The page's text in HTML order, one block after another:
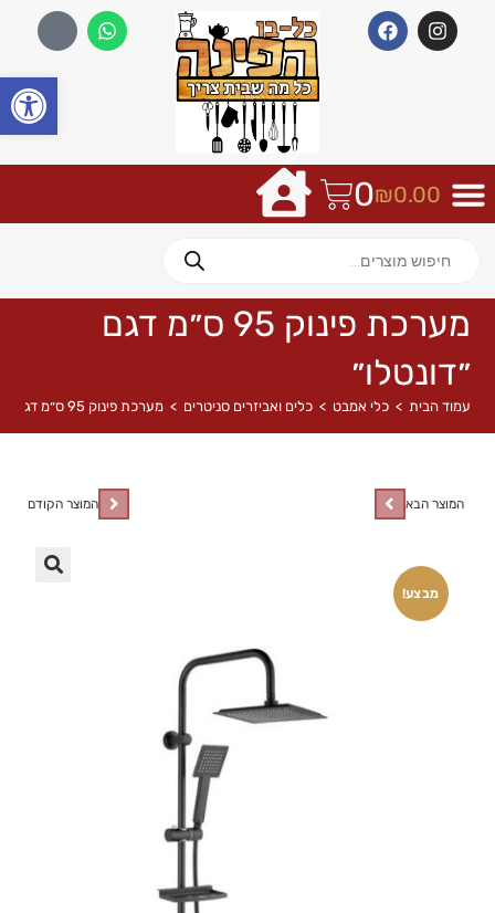
₪0.00
0
מערכת פינוק 95 ס״מ דגם
״דונטלו״
עמוד הבית > כלי אמבט > כלים ואביזרים סניטרים > מערכת פינוק 95 ס״מ דגם ״דונטלו״
מבצע!
המוצר הקודם המוצר הבא